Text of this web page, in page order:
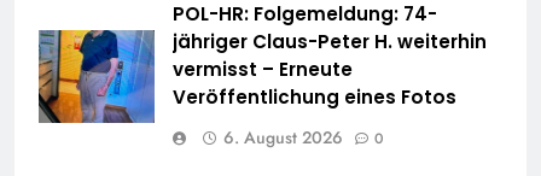
POL-HR: Folgemeldung: 74-
jähriger Claus-Peter H. weiterhin
vermisst – Erneute
Veröffentlichung eines Fotos
6. August 2026 0